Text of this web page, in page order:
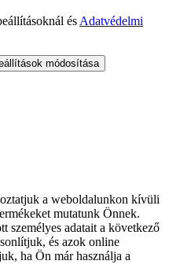
és Adatvédelmi
módosítása
a weboldalunkon kívüli
mutatunk Önnek.
személyes adatait a következő
és azok online
ha Ön már használja a